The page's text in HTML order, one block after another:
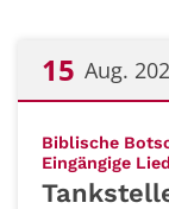
15 Aug.
Biblische
Eingängige